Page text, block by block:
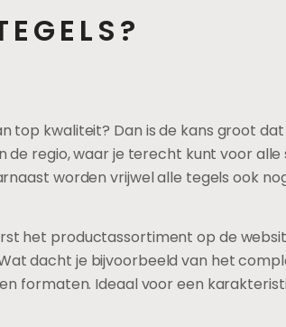
top kwaliteit? Dan is de kans groot
de regio, waar je terecht kunt voor
worden vrijwel alle tegels ook
het productassortiment op de
dacht je bijvoorbeeld van het
formaten. Ideaal voor een